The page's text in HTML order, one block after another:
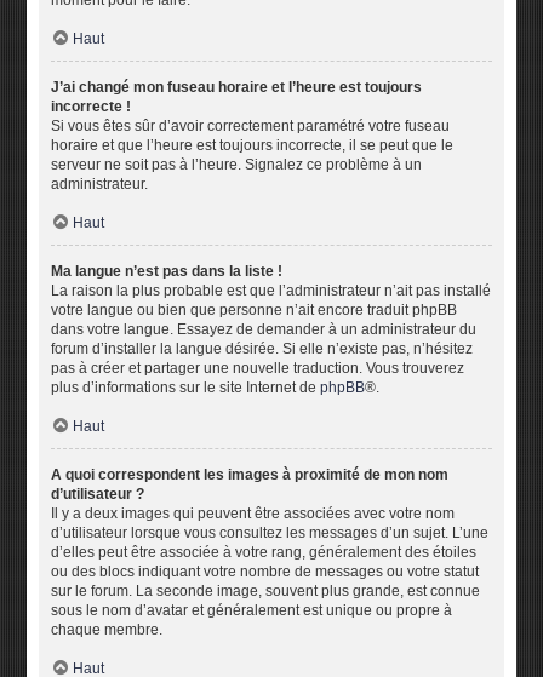
Haut
J’ai changé mon fuseau horaire et l’heure est toujours
incorrecte !
Si vous êtes sûr d’avoir correctement paramétré votre fuseau
horaire et que l’heure est toujours incorrecte, il se peut que le
serveur ne soit pas à l’heure. Signalez ce problème à un
administrateur.
Haut
Ma langue n’est pas dans la liste !
La raison la plus probable est que l’administrateur n’ait pas installé
votre langue ou bien que personne n’ait encore traduit phpBB
dans votre langue. Essayez de demander à un administrateur du
forum d’installer la langue désirée. Si elle n’existe pas, n’hésitez
pas à créer et partager une nouvelle traduction. Vous trouverez
plus d’informations sur le site Internet dephpBB®.
Haut
A quoi correspondent les images à proximité de mon nom
d’utilisateur ?
Il y a deux images qui peuvent être associées avec votre nom
d’utilisateur lorsque vous consultez les messages d’un sujet. L’une
d’elles peut être associée à votre rang, généralement des étoiles
ou des blocs indiquant votre nombre de messages ou votre statut
sur le forum. La seconde image, souvent plus grande, est connue
sous le nom d’avatar et généralement est unique ou propre à
chaque membre.
Haut